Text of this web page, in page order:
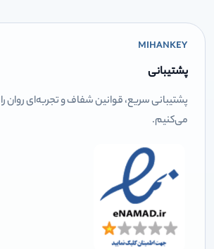
MIHANKEY
پشتیبانی
پشتیبانی سریع، قوانین شفاف و تجربه‌ای روان را
می‌کنیم.